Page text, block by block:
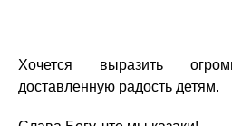
Хочется выразить
доставленную радость детям.